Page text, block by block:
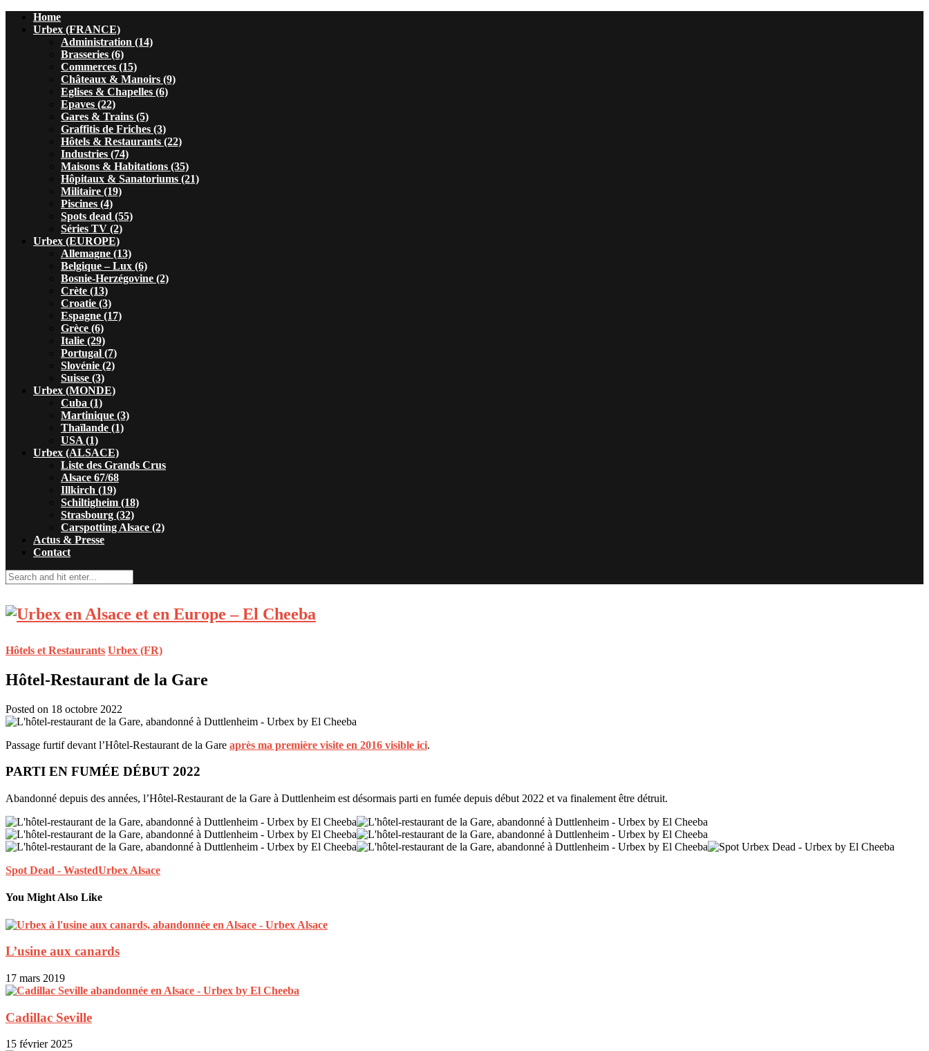
Home
Urbex (FRANCE)
Administration (14)
Brasseries (6)
Commerces (15)
Châteaux & Manoirs (9)
Eglises & Chapelles (6)
Epaves (22)
Gares & Trains (5)
Graffitis de Friches (3)
Hôtels & Restaurants (22)
Industries (74)
Maisons & Habitations (35)
Hôpitaux & Sanatoriums (21)
Militaire (19)
Piscines (4)
Spots dead (55)
Séries TV (2)
Urbex (EUROPE)
Allemagne (13)
Belgique – Lux (6)
Bosnie-Herzégovine (2)
Crète (13)
Croatie (3)
Espagne (17)
Grèce (6)
Italie (29)
Portugal (7)
Slovénie (2)
Suisse (3)
Urbex (MONDE)
Cuba (1)
Martinique (3)
Thaïlande (1)
USA (1)
Urbex (ALSACE)
Liste des Grands Crus
Alsace 67/68
Illkirch (19)
Schiltigheim (18)
Strasbourg (32)
Carspotting Alsace (2)
Actus & Presse
Contact
Hôtels et Restaurants Urbex (FR)
Hôtel-Restaurant de la Gare
Posted on 18 octobre 2022
Passage furtif devant l’Hôtel-Restaurant de la Gare après ma première visite en 2016 visible ici.
PARTI EN FUMÉE DÉBUT 2022
Abandonné depuis des années, l’Hôtel-Restaurant de la Gare à Duttlenheim est désormais parti en fumée depuis début 2022 et va finalement être détruit.
Spot Dead - WastedUrbex Alsace
You Might Also Like
L’usine aux canards
17 mars 2019
Cadillac Seville
15 février 2025